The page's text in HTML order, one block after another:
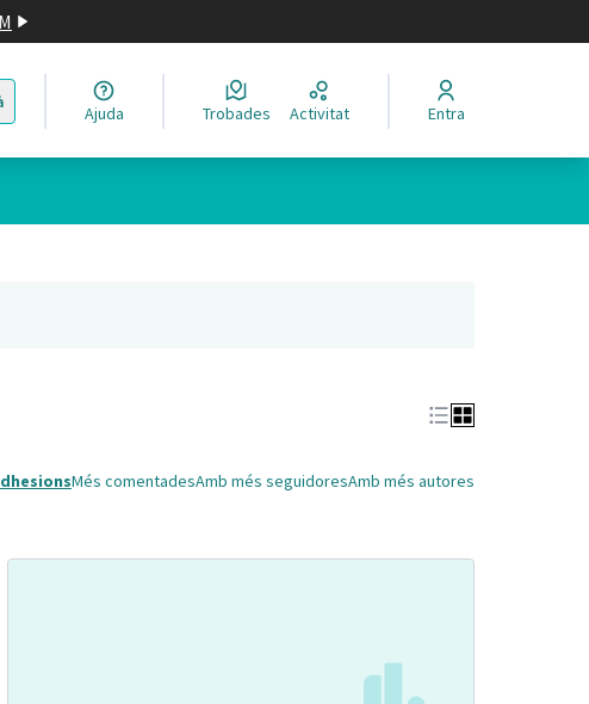
Elegir el idioma
Ajuda Trobades Activitat Entra
Més comentadesAmb més seguidoresAmb més autores